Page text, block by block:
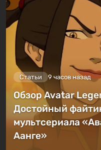
Статьи 9 часов назад
Обзор Avatar
Достойный
мультсериала
Аанге»